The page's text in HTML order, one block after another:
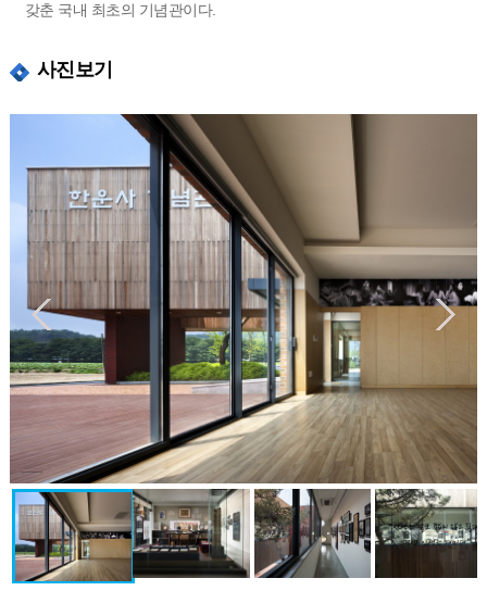
갖춘 국내 최초의 기념관이다.
사진보기